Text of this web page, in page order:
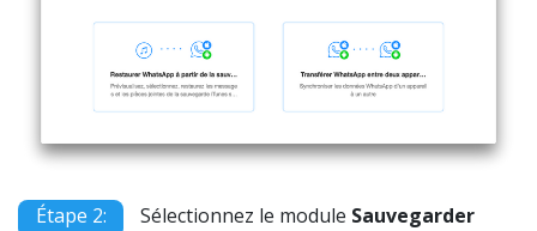
Étape 2: Sélectionnez le module Sauvegarder